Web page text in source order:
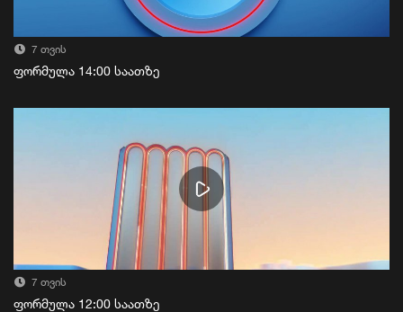
7 თვის
ფორმულა 14:00 საათზე
7 თვის
ფორმულა 12:00 საათზე